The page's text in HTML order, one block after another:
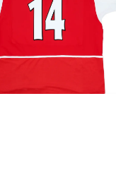
359.99£ · ca. €425
Trikot kaufen